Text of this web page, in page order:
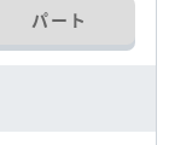
パート